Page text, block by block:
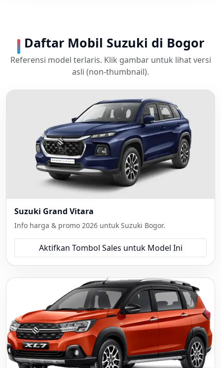
Daftar Mobil Suzuki di Bogor
Referensi model terlaris. Klik gambar untuk lihat versi
asli (non-thumbnail).
Suzuki Grand Vitara
Info harga & promo 2026 untuk Suzuki Bogor.
Aktifkan Tombol Sales untuk Model Ini